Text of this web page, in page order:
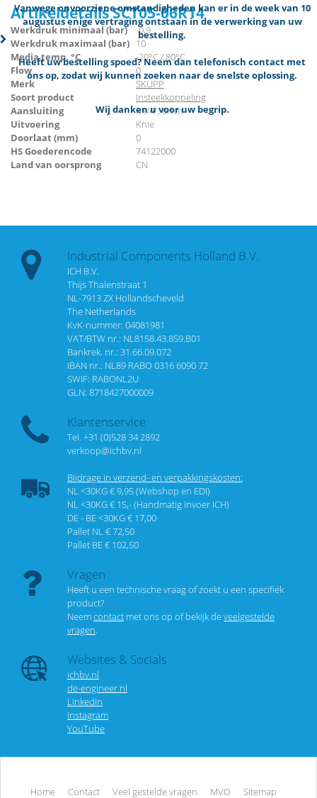
Vanwege onvoorziene omstandigheden kan er in de week van 10
augustus enige vertraging ontstaan in de verwerking van uw
bestelling.
Heeft uw bestelling spoed? Neem dan telefonisch contact met
ons op, zodat wij kunnen zoeken naar de snelste oplossing.
Wij danken u voor uw begrip.
Artikeldetails SCT05-06R14
Werkdruk minimaal (bar)
-0,9
Werkdruk maximaal (bar) 10
Media temp. °C
-20°C / 80°C
Flow
0
Merk
SKUPP
Soort product
Insteekkoppeling
Aansluiting
R1/4", 6mm
Uitvoering
Knie
Doorlaat (mm)
0
HS Goederencode
74122000
Land van oorsprong
CN
Industrial Components Holland B.V.
ICH B.V.
Thijs Thalenstraat 1
NL-7913 ZX Hollandscheveld
The Netherlands
KvK-nummer: 04081981
VAT/BTW nr.: NL8158.43.859.B01
Bankrek. nr.: 31.66.09.072
IBAN nr.: NL89 RABO 0316 6090 72
SWIF: RABONL2U
GLN: 8718427000009
Klantenservice
Tel. +31 (0)528 34 2892
verkoop@ichbv.nl
Bijdrage in verzend- en verpakkingskosten:
NL <30KG € 9,95 (Webshop en EDI)
NL <30KG € 15,- (Handmatig invoer ICH)
DE - BE <30KG € 17,00
Pallet NL € 72,50
Pallet BE € 102,50
Vragen
Heeft u een technische vraag of zoekt u een specifiek
product?
Neemcontact met ons op of bekijk deveelgestelde
vragen.
Websites & Socials
ichbv.nl
de-engineer.nl
LinkedIn
Instagram
YouTube
Home Contact Veel gestelde vragen MVO Sitemap